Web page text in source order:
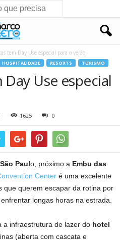
tem Day Use especial para o verão
HOSPITALIDADE RESORTS TURISMO
Use especial
1625 0
São Paulo, próximo a Embu das
Center é uma excelente
que querem escapar da rotina por
longas horas na estrada.
a infraestrutura de lazer do hotel
(aberta com cascata e